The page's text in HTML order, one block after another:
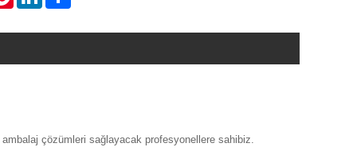
çözümleri sağlayacak profesyonellere sahibiz.